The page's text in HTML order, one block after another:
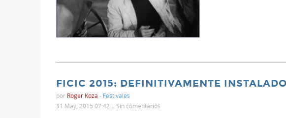
FICIC 2015: DEFINITIVAMENTE INSTALADO
por Roger Koza - Festivales
31 May, 2015 07:42 | Sin comentarios